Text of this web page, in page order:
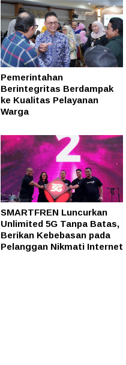
Pemerintahan
Berintegritas Berdampak
ke Kualitas Pelayanan
Warga
SMARTFREN Luncurkan
Unlimited 5G Tanpa Batas,
Berikan Kebebasan pada
Pelanggan Nikmati Internet